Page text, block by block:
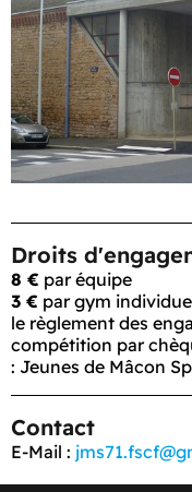
Droits
8 € par équipe
3 € par gym
le règlement des
compétition par
: Jeunes de Mâcon
Contact
E-Mail :